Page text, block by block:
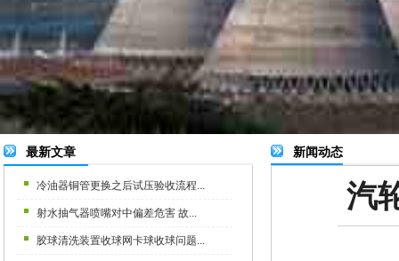
最新文章
冷油器铜管更换之后试压验收流程...
射水抽气器喷嘴对中偏差危害 故...
胶球清洗装置收球网卡球收球问题...
新闻动态
汽